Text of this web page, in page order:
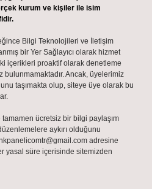
kurum ve kişiler ile isim
Bilgi Teknolojileri ve İletişim
bir Yer Sağlayıcı olarak hizmet
içerikleri proaktif olarak denetleme
bulunmamaktadır. Ancak, üyelerimiz
taşımakta olup, siteye üye olarak bu
ücretsiz bir bilgi paylaşım
aykırı olduğunu
adresine
yasal süre içerisinde sitemizden